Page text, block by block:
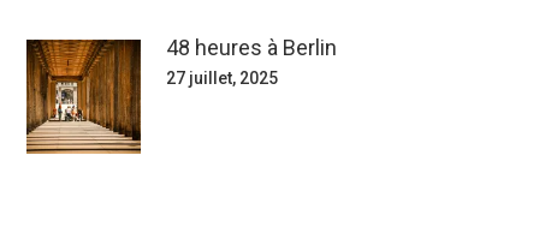
48 heures à Berlin
27 juillet, 2025